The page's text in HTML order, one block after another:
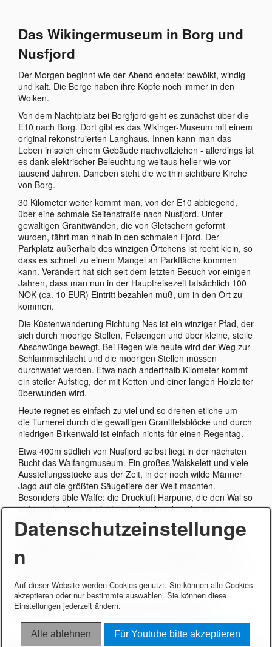
Das Wikingermuseum in Borg und
Nusfjord
Der Morgen beginnt wie der Abend endete: bewölkt, windig
und kalt. Die Berge haben ihre Köpfe noch immer in den
Wolken.
Von dem Nachtplatz bei Borgfjord geht es zunächst über die
E10 nach Borg. Dort gibt es das Wikinger-Museum mit einem
original rekonstruierten Langhaus. Innen kann man das
Leben in solch einem Gebäude nachvollziehen - allerdings ist
es dank elektrischer Beleuchtung weitaus heller wie vor
tausend Jahren. Daneben steht die weithin sichtbare Kirche
von Borg.
30 Kilometer weiter kommt man, von der E10 abbiegend,
über eine schmale Seitenstraße nach Nusfjord. Unter
gewaltigen Granitwänden, die von Gletschern geformt
wurden, fährt man hinab in den schmalen Fjord. Der
Parkplatz außerhalb des winzigen Örtchens ist recht klein, so
dass es schnell zu einem Mangel an Parkfläche kommen
kann. Verändert hat sich seit dem letzten Besuch vor einigen
Jahren, dass man nun in der Hauptreisezeit tatsächlich 100
NOK (ca. 10 EUR) Eintritt bezahlen muß, um in den Ort zu
kommen.
Die Küstenwanderung Richtung Nes ist ein winziger Pfad, der
sich durch moorige Stellen, Felsengen und über kleine, steile
Abschwünge bewegt. Bei Regen wie heute wird der Weg zur
Schlammschlacht und die moorigen Stellen müssen
durchwatet werden. Etwa nach anderthalb Kilometer kommt
ein steiler Aufstieg, der mit Ketten und einer langen Holzleiter
überwunden wird.
Heute regnet es einfach zu viel und so drehen etliche um -
die Turnerei durch die gewaltigen Granitfelsblöcke und durch
niedrigen Birkenwald ist einfach nichts für einen Regentag.
Etwa 400m südlich von Nusfjord selbst liegt in der nächsten
Bucht das Walfangmuseum. Ein großes Walskelett und viele
Ausstellungsstücke aus der Zeit, in der noch wilde Männer
Jagd auf die größten Säugetiere der Welt machten.
Besonders üble Waffe: die Druckluft Harpune, die den Wal so
aufpumpte, dass er nicht mehr tauchen konnte, um zu
fliehen.
In Nussfjord kommt dann am ehemaligen Fischereikai so
Dächer und in die Häuser - Galerie, Landhandel, Bäckerei,
vor dem Wetter zu fliehen.
Ein Nachtplatz findet sich nach den zwei schönen
Bogenbrücken in Fredwang bei den Fischgestellen.
Datenschutzeinstellunge
n
Auf dieser Website werden Cookies genutzt. Sie können alle Cookies
akzeptieren oder nur bestimmte auswählen. Sie können diese
Einstellungen jederzeit ändern.
Alle ablehnen Für Youtube bitte akzeptieren